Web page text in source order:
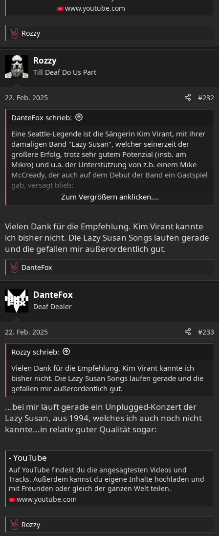
www.youtube.com
R
e
a
k
t
n
e
n
Rozzy
Rozzy
Till Deaf Do Us Part
22. Feb. 2025 #232
DanteFox schrieb:
Eine Seattle-Legende ist die Sängerin Kim Virant, mit ihrer
damaligen Band "Lazy Susan", welcher seinerzeit der
größere Erfolg, trotz sehr gutem Potenzial (insb. am
Mikro) und u.a. der Unterstützung von z.b. einem Mike
McCready, der auch auf dem Debut der Band ein Gastspiel
gab, versagt blieb:
ladata alkuperäistä sisältöä ja jakaa kaiken ystäviesi,
perheesi ja koko maailman kanssa.
www.youtube.com
...nicht von ungefähr wurde sie auch zu dem Layne Staley
/ Mad-Season-Tribute "Sonic Solution" eingeladen, wo se
wiederum mit McCready kollaborierte...und durfte direkt
den Opener "Wake Up" zum Besten geben:
- YouTube
YouTubessa voit nauttia parhaista videoista ja musiikista,
ladata alkuperäistä sisältöä ja jakaa kaiken ystäviesi,
perheesi ja koko maailman kanssa.
www.youtube.com
..die letzten Jahre macht die gute Kim solo, in derartiger
Songwriter Pop/Alternative-Art weiter:
She Got Out
Kim Virant · Max Rose · Max Rose · Kim Virant ·
Friel · Kathy ...
www.youtube.com
Zum Vergrößern anklicken....
Vielen Dank für die Empfehlung. Kim Virant kannte
ich bisher nicht. Die Lazy Susan Songs laufen gerade
und die gefallen mir außerordentlich gut.
R
e
a
k
t
n
e
n
DanteFox
DanteFox
Deaf Dealer
22. Feb. 2025 #233
Rozzy schrieb:
Vielen Dank für die Empfehlung. Kim Virant kannte ich
bisher nicht. Die Lazy Susan Songs laufen gerade und die
gefallen mir außerordentlich gut.
...bei mir läuft gerade ein Unplugged-Konzert der
Lazy Susan, aus 1994, welches ich auch noch nicht
kannte...in relativ guter Qualität sogar:
- YouTube
Auf YouTube findest du die angesagtesten Videos und
Tracks. Außerdem kannst du eigene Inhalte hochladen und
mit Freunden oder gleich der ganzen Welt teilen.
www.youtube.com
R
Rozzy